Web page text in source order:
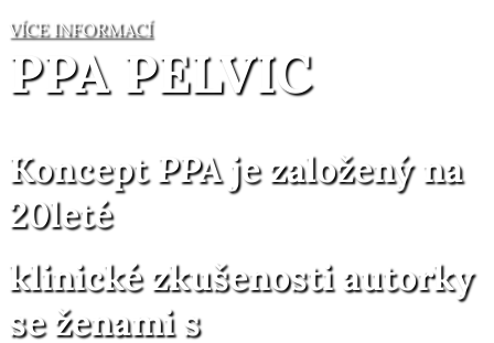
VÍCE INFORMACÍ
PPA PELVIC
KonceptPPAje založený na
20leté
klinické zkušenosti autorky
se ženami s